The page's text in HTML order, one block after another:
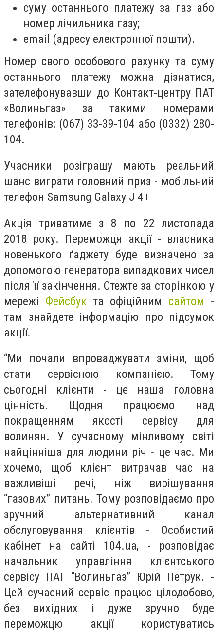
суму останнього платежу за газ або
номер лічильника газу;
email (адресу електронної пошти).
Номер свого особового рахунку та суму
останнього платежу можна дізнатися,
зателефонувавши до Контакт-центру ПАТ
«Волиньгаз» за такими номерами
телефонів: (067) 33-39-104 або (0332) 280-
104.
Учасники розіграшу мають реальний
шанс виграти головний приз - мобільний
телефон Samsung Galaxy J 4+
Акція триватиме з 8 по 22 листопада
2018 року. Переможця акції - власника
новенького ґаджету буде визначено за
допомогою генератора випадкових чисел
після її закінчення. Стежте за сторінкою у
мережі Фейсбук та офіційним сайтом -
там знайдете інформацію про підсумок
акції.
“Ми почали впроваджувати зміни, щоб
стати сервісною компанією. Тому
сьогодні клієнти - це наша головна
цінність. Щодня працюємо над
покращенням якості сервісу для
волинян. У сучасному мінливому світі
найцінніша для людини річ - це час. Ми
хочемо, щоб клієнт витрачав час на
важливіші речі, ніж вирішування
“газових” питань. Тому розповідаємо про
зручний альтернативний канал
обслуговування клієнтів - Особистий
кабінет на сайті 104.ua, - розповідає
начальник управління клієнтського
сервісу ПАТ “Волиньгаз” Юрій Петрук. -
Цей сучасний сервіс працює цілодобово,
без вихідних і дуже зручно буде
переможцю акції користуватись